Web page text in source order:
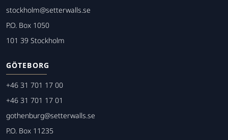
stockholm@setterwalls.se
P.O. Box 1050
101 39 Stockholm
GÖTEBORG
+46 31 701 17 00
+46 31 701 17 01
gothenburg@setterwalls.se
P.O. Box 11235